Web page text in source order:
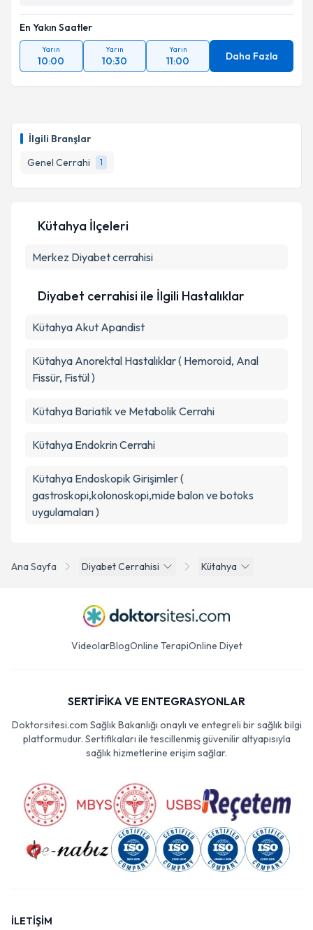
İlgili Branşlar
Genel Cerrahi
1
En Yakın Saatler
Yarın
10:00
Yarın
10:30
Yarın
11:00 Daha Fazla
Ana Sayfa Diyabet Cerrahisi Kütahya
Kütahya İlçeleri
Merkez Diyabet cerrahisi
Diyabet cerrahisi ile İlgili Hastalıklar
Kütahya Akut Apandist
Kütahya Anorektal Hastalıklar ( Hemoroid, Anal
Fissür, Fistül )
Kütahya Bariatik ve Metabolik Cerrahi
Kütahya Endokrin Cerrahi
Kütahya Endoskopik Girişimler (
gastroskopi,kolonoskopi,mide balon ve botoks
uygulamaları )
VideolarBlogOnline TerapiOnline Diyet
SERTİFİKA VE ENTEGRASYONLAR
Doktorsitesi.com Sağlık Bakanlığı onaylı ve entegreli bir sağlık bilgi
platformudur. Sertifikaları ile tescillenmiş güvenilir altyapısıyla
sağlık hizmetlerine erişim sağlar.
İLETİŞİM